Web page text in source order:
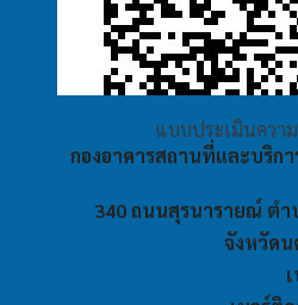
แบบประเมินควา
กองอาคารสถานที่และบริก
340 ถนนสุรนารายณ์ ตำ
จังหวัดน